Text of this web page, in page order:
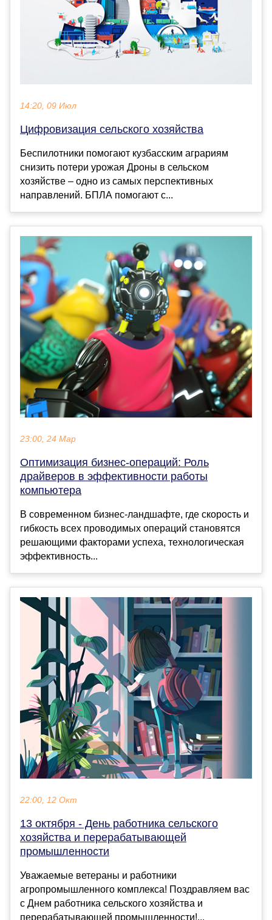
14:20, 09 Июл
Цифровизация сельского хозяйства
Беспилотники помогают кузбасским аграриям
снизить потери урожая Дроны в сельском
хозяйстве – одно из самых перспективных
направлений. БПЛА помогают с...
23:00, 24 Мар
Оптимизация бизнес-операций: Роль
драйверов в эффективности работы
компьютера
В современном бизнес-ландшафте, где скорость и
гибкость всех проводимых операций становятся
решающими факторами успеха, технологическая
эффективность...
22:00, 12 Окт
13 октября - День работника сельского
хозяйства и перерабатывающей
промышленности
Уважаемые ветераны и работники
агропромышленного комплекса! Поздравляем вас
с Днем работника сельского хозяйства и
перерабатывающей промышленности!...